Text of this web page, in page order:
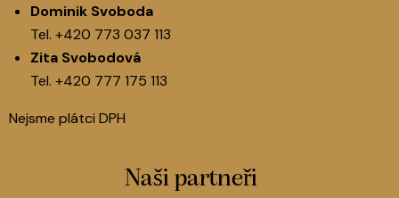
Dominik Svoboda
Tel. +420 773 037 113
Zita Svobodová
Tel. +420 777 175 113
Nejsme plátci DPH
Naši partneři